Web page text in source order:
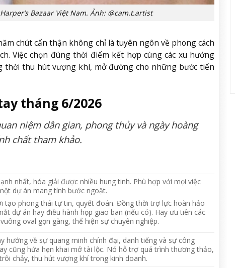
Bazaar Việt Nam. Ảnh: @cam.t.artist
chút cẩn thận không chỉ là tuyên ngôn về phong cách
Việc chọn đúng thời điểm kết hợp cùng các xu hướng
thu hút vượng khí, mở đường cho những bước tiến
tháng 6/2026
niệm dân gian, phong thủy và ngày hoàng
chất tham khảo.
nhất, hóa giải được nhiều hung tinh. Phù hợp với mọi việc
dự án mang tính bước ngoặt.
tạo phong thái tự tin, quyết đoán. Đồng thời trợ lực hoàn hảo
dự án hay điều hành họp giao ban (nếu có). Hãy ưu tiên các
oval gọn gàng, thể hiện sự chuyên nghiệp.
hướng về sự quang minh chính đại, danh tiếng và sự công
cũng hứa hẹn khai mở tài lộc. Nó hỗ trợ quá trình thương thảo,
chảy, thu hút vượng khí trong kinh doanh.